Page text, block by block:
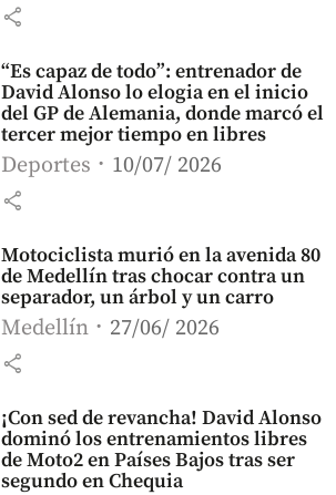
share
“Es capaz de todo”: entrenador de
David Alonso lo elogia en el inicio
del GP de Alemania, donde marcó el
tercer mejor tiempo en libres
Deportes 10/07/ 2026
share
Motociclista murió en la avenida 80
de Medellín tras chocar contra un
separador, un árbol y un carro
Medellín 27/06/ 2026
share
¡Con sed de revancha! David Alonso
dominó los entrenamientos libres
de Moto2 en Países Bajos tras ser
segundo en Chequia